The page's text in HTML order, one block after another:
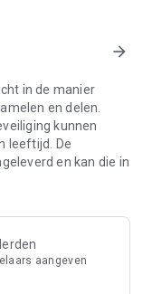
arrow_forward
in de manier
en delen.
kunnen
leeftijd. De
en kan die in
aangeven